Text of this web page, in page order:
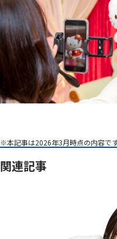
※本記事は2026年3月時点の内容です
関連記事